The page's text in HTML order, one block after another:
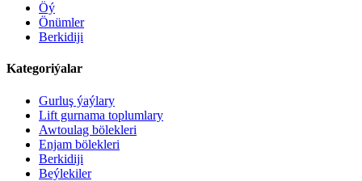
Öý
Önümler
Berkidiji
Kategoriýalar
Gurluş ýaýlary
Lift gurnama toplumlary
Awtoulag bölekleri
Enjam bölekleri
Berkidiji
Beýlekiler